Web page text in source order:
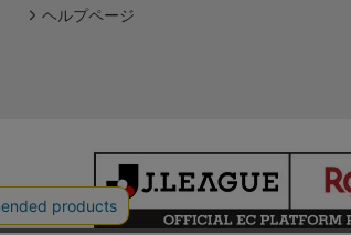
ヘルプページ